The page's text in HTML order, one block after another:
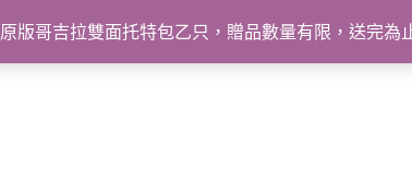
版哥吉拉雙面托特包乙只，贈品數量有限，送完為